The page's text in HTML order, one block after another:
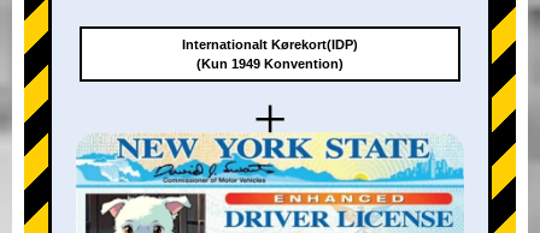
+
Internationalt Kørekort(IDP)
(Kun 1949 Konvention)